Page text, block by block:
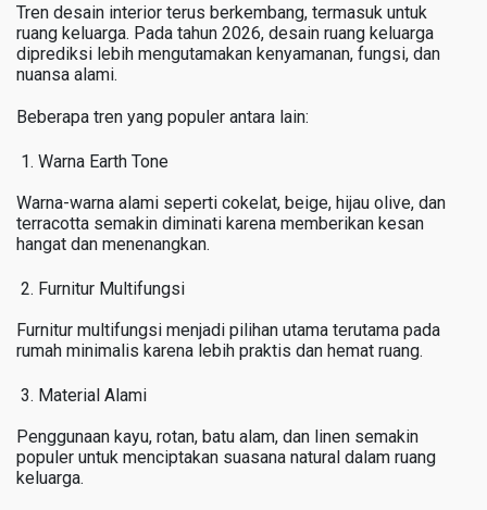
Tren desain interior terus berkembang, termasuk untuk
ruang keluarga. Pada tahun 2026, desain ruang keluarga
diprediksi lebih mengutamakan kenyamanan, fungsi, dan
nuansa alami.
Beberapa tren yang populer antara lain:
Warna Earth Tone
Warna-warna alami seperti cokelat, beige, hijau olive, dan
terracotta semakin diminati karena memberikan kesan
hangat dan menenangkan.
Furnitur Multifungsi
Furnitur multifungsi menjadi pilihan utama terutama pada
rumah minimalis karena lebih praktis dan hemat ruang.
Material Alami
Penggunaan kayu, rotan, batu alam, dan linen semakin
populer untuk menciptakan suasana natural dalam ruang
keluarga.